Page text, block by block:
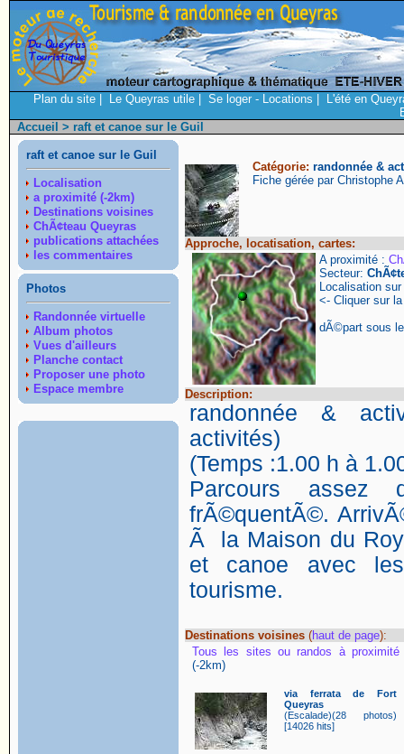
Plan du site Le Queyras utile Se loger - Locations
L'été en
Accueil > raft et canoe sur le Guil
raft et canoe sur le Guil
Localisation
a proximité (-2km)
Destinations voisines
ChÃ¢teau Queyras
publications attachées
les commentaires
Photos
Randonnée virtuelle
Album photos
Vues d'ailleurs
Planche contact
Proposer une photo
Espace membre
Catégorie: randonnée &
Fiche gérée par Christophe
Approche, locatisation, cartes:
A proximité :
Secteur:
Localisation sur
<- Cliquer sur
dÃ©part sous
Description:
randonnée &
activités)
(Temps :1.00 h à
Parcours assez
frÃ©quentÃ©.
Ã la Maison du
et canoe avec
tourisme.
Destinations voisines (haut de page):
Tous les sites ou randos à proximité
(-2km)
via ferrata de Fort
Queyras
(Escalade)(28 photos)
[14026 hits]